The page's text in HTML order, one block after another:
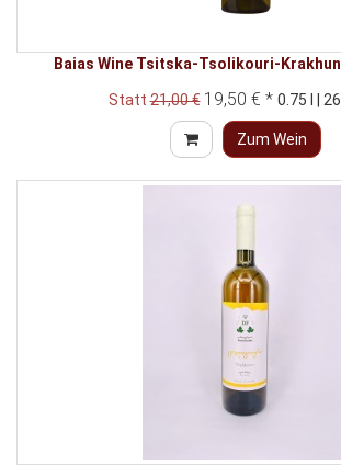
Baias Wine Tsitska-Tsolikouri-
Statt21,00 € 19,50 € * 0.75 l |
Zum Wein